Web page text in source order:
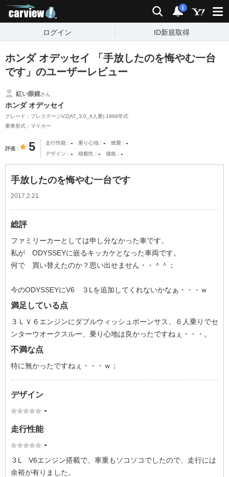
検索 通知
i
ログイン ID新規取得
ホンダ オデッセイ 「手放したのを悔やむ一台
です」のユーザーレビュー
紅い眼鏡さん
ホンダ オデッセイ
グレード：プレステージVZ(AT_3.0_6人乗) 1998年式
乗車形式：マイカー
評価 5 走行性能 - 乗り心地 - 燃費 -
デザイン - 積載性 - 価格 -
手放したのを悔やむ一台です
2017.2.21
総評
ファミリーカーとしては申し分なかった車です。
私が ODYSSEYに嵌るキッカケとなった車両です。
何で 買い替えたのか？思い出せません・・＾＾；
今のODYSSEYにV6 ３Lを追加してくれないかなぁ・・・ｗ
満足している点
３ＬＶ６エンジンにダブルウィッシュボーンサス、６人乗りでセ
ンターウオークスルー、乗り心地は良かったですねぇ・・・。
不満な点
特に無かったですねぇ・・・ｗ；
デザイン
-
走行性能
-
３L V6エンジン搭載で、車重もソコソコでしたので、走行には
余裕が有りました。